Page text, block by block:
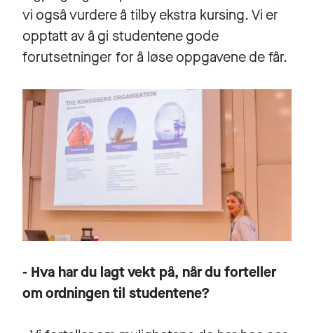
vi også vurdere å tilby ekstra kursing. Vi er
opptatt av å gi studentene gode
forutsetninger for å løse oppgavene de får.
- Hva har du lagt vekt på, når du forteller
om ordningen til studentene?